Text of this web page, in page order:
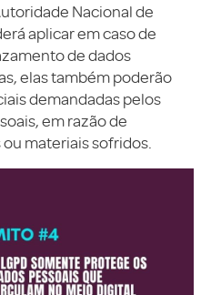
Nacional de
aplicar em caso de
de dados
elas também poderão
demandadas pelos
em razão de
materiais sofridos.